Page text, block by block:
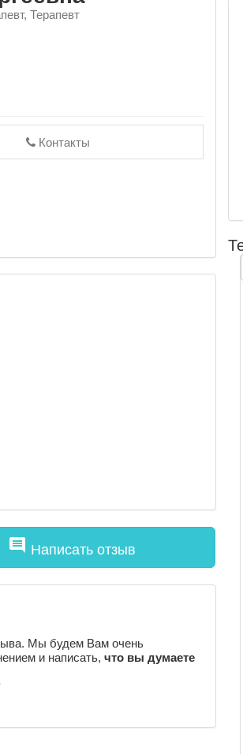
Терапевт
Контакты
comment Написать отзыв
Мы будем Вам очень
и написать, что вы думаете